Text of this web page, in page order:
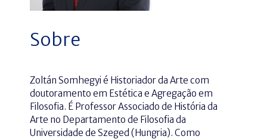
Sobre
Zoltán Somhegyi é Historiador da Arte com
doutoramento em Estética e Agregação em
Filosofia. É Professor Associado de História da
Arte no Departamento de Filosofia da
Universidade de Szeged (Hungria). Como